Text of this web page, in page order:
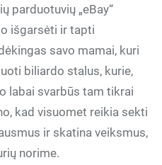
parduotuvių „eBay“
išgarsėti ir tapti
savo mamai, kuri
biliardo stalus, kurie,
labai svarbūs tam tikrai
kad visuomet reikia sekti
ir skatina veiksmus,
norime.